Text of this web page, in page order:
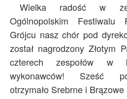
Wielka radość w
Ogólnopolskim
Grójcu nasz chór pod
został nagrodzony Złotym
czterech zespołów w
wykonawców! Sześć
otrzymało Srebrne i